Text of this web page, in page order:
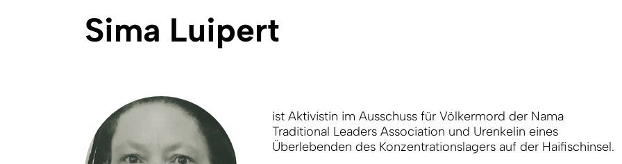
Sima Luipert
ist Aktivistin im Ausschuss für Völkermord der Nama
Traditional Leaders Association und Urenkelin eines
Überlebenden des Konzentrationslagers auf der Haifischinsel.